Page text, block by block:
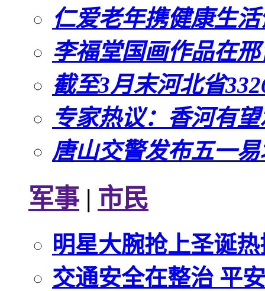
仁爱老年携健康生
李福堂国画作品在
截至3月末河北省
专家热议：香河有
唐山交警发布五一
军事 | 市民
明星大腕抢上圣诞
交通安全在整治 平